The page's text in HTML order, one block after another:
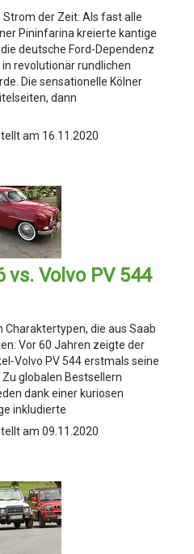
der Zeit: Als fast alle
Pininfarina kreierte kantige
deutsche Ford-Dependenz
revolutionär rundlichen
Die sensationelle Kölner
dann
am 16.11.2020
vs. Volvo PV 544
die aus Saab
Vor 60 Jahren zeigte der
Volvo PV 544 erstmals seine
globalen Bestsellern
dank einer kuriosen
inkludierte
am 09.11.2020